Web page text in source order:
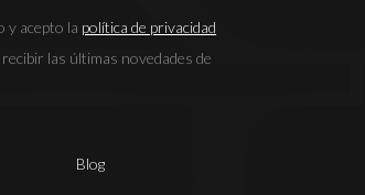
y acepto la política de privacidad
las últimas novedades de
Blog